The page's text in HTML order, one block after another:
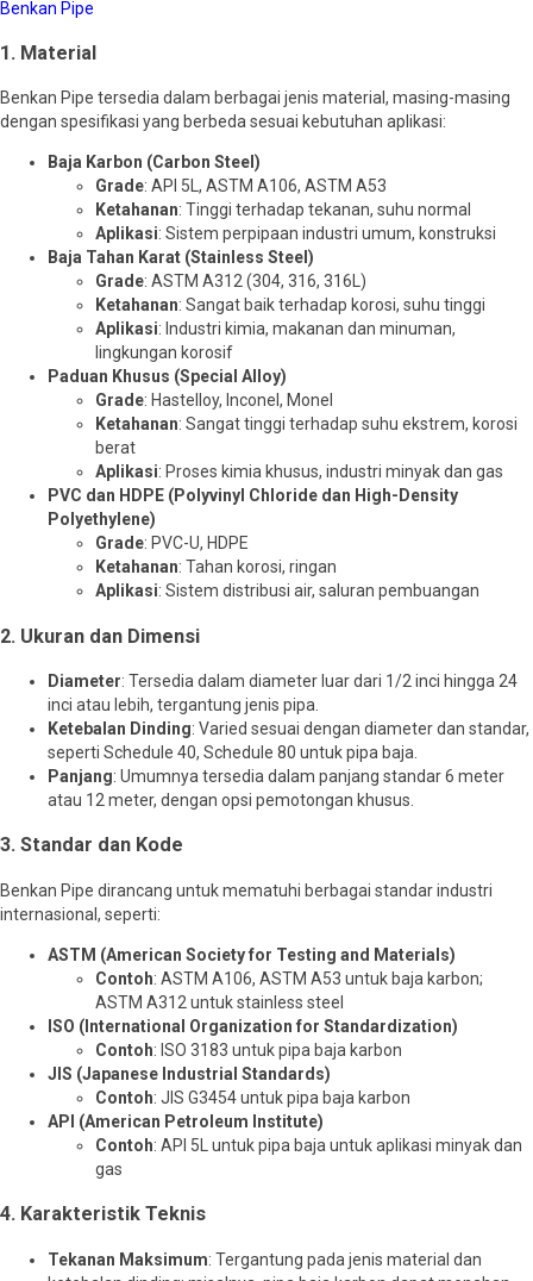
Benkan Pipe
1. Material
Benkan Pipe tersedia dalam berbagai jenis material, masing-masing
dengan spesifikasi yang berbeda sesuai kebutuhan aplikasi:
Baja Karbon (Carbon Steel)
Grade: API 5L, ASTM A106, ASTM A53
Ketahanan: Tinggi terhadap tekanan, suhu normal
Aplikasi: Sistem perpipaan industri umum, konstruksi
Baja Tahan Karat (Stainless Steel)
Grade: ASTM A312 (304, 316, 316L)
Ketahanan: Sangat baik terhadap korosi, suhu tinggi
Aplikasi: Industri kimia, makanan dan minuman,
lingkungan korosif
Paduan Khusus (Special Alloy)
Grade: Hastelloy, Inconel, Monel
Ketahanan: Sangat tinggi terhadap suhu ekstrem, korosi
berat
Aplikasi: Proses kimia khusus, industri minyak dan gas
PVC dan HDPE (Polyvinyl Chloride dan High-Density
Polyethylene)
Grade: PVC-U, HDPE
Ketahanan: Tahan korosi, ringan
Aplikasi: Sistem distribusi air, saluran pembuangan
2. Ukuran dan Dimensi
Diameter: Tersedia dalam diameter luar dari 1/2 inci hingga 24
inci atau lebih, tergantung jenis pipa.
Ketebalan Dinding: Varied sesuai dengan diameter dan standar,
seperti Schedule 40, Schedule 80 untuk pipa baja.
Panjang: Umumnya tersedia dalam panjang standar 6 meter
atau 12 meter, dengan opsi pemotongan khusus.
3. Standar dan Kode
Benkan Pipe dirancang untuk mematuhi berbagai standar industri
internasional, seperti:
ASTM (American Society for Testing and Materials)
Contoh: ASTM A106, ASTM A53 untuk baja karbon;
ASTM A312 untuk stainless steel
ISO (International Organization for Standardization)
Contoh: ISO 3183 untuk pipa baja karbon
JIS (Japanese Industrial Standards)
Contoh: JIS G3454 untuk pipa baja karbon
API (American Petroleum Institute)
Contoh: API 5L untuk pipa baja untuk aplikasi minyak dan
gas
4. Karakteristik Teknis
Tekanan Maksimum: Tergantung pada jenis material dan